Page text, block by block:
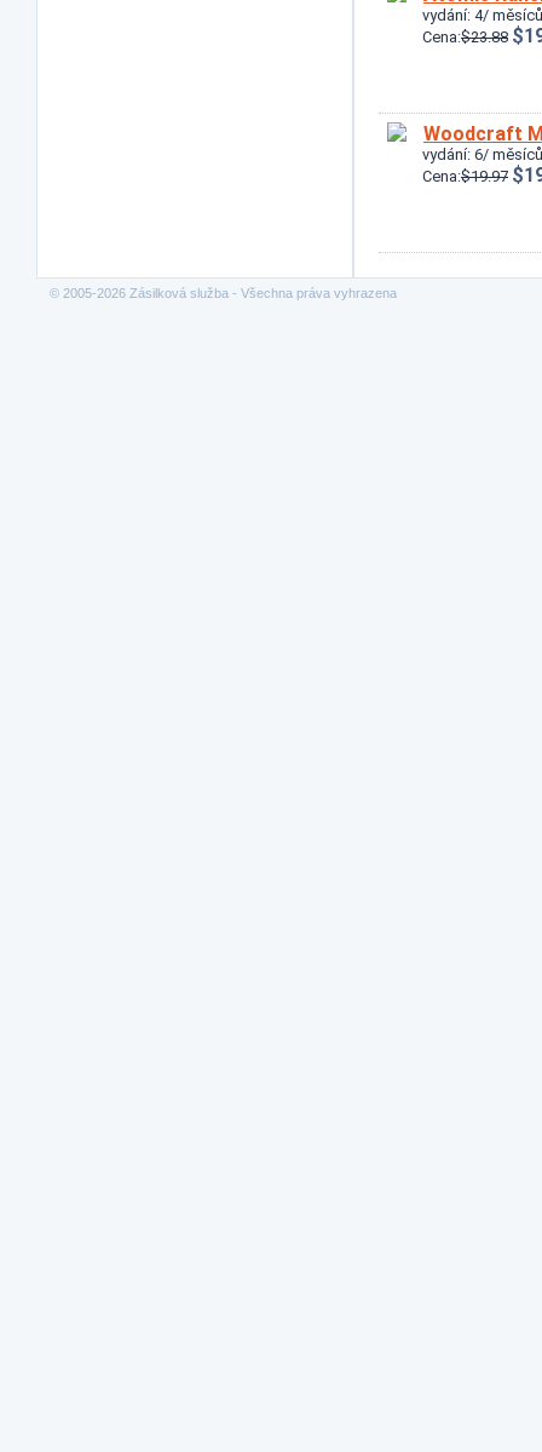
vydání: 4/
Cena:$23.88
Woodcraft
vydání: 6/
Cena:$19.97
© 2005-2026 Zásilková služba - Všechna práva vyhrazena